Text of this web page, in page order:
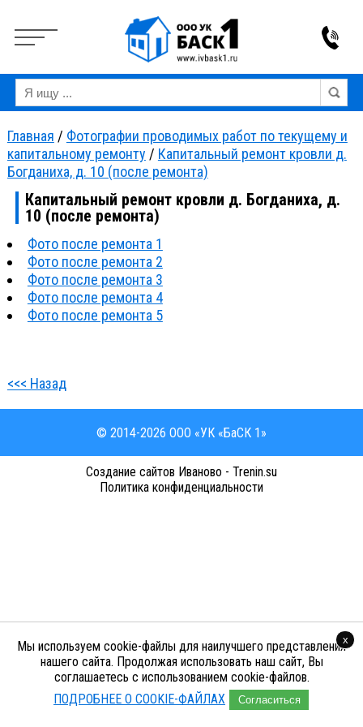
Версия для слабовидящих: Вкл Изображения: Выкл
Главная / Фотографии проводимых работ по текущему и
капитальному ремонту / Капитальный ремонт кровли д.
Богданиха, д. 10 (после ремонта)
Капитальный ремонт кровли д. Богданиха, д.
10 (после ремонта)
Фото после ремонта 1
Фото после ремонта 2
Фото после ремонта 3
Фото после ремонта 4
Фото после ремонта 5
<<< Назад
© 2014-2026 ООО «УК «БаСК 1»
Cоздание сайтов Иваново - Trenin.su
Политика конфиденциальности
Мы используем cookie-файлы для наилучшего представления
нашего сайта. Продолжая использовать наш сайт, Вы
соглашаетесь с использованием cookie-файлов.
ПОДРОБНЕЕ О COOKIE-ФАЙЛАХ
Согласиться
x